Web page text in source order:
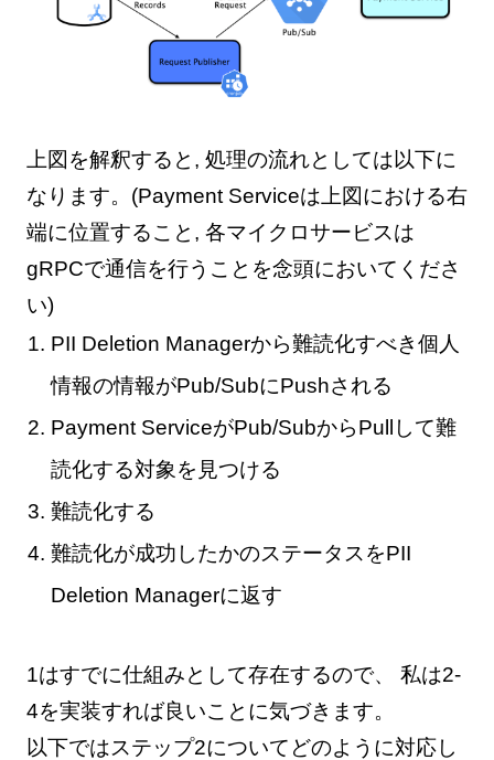
上図を解釈すると, 処理の流れとしては以下に
なります。(Payment Serviceは上図における右
端に位置すること, 各マイクロサービスは
gRPCで通信を行うことを念頭においてくださ
い)
PII Deletion Managerから難読化すべき個人
情報の情報がPub/SubにPushされる
Payment ServiceがPub/SubからPullして難
読化する対象を見つける
難読化する
難読化が成功したかのステータスをPII
Deletion Managerに返す
1はすでに仕組みとして存在するので、 私は2-
4を実装すれば良いことに気づきます。
以下ではステップ2についてどのように対応し